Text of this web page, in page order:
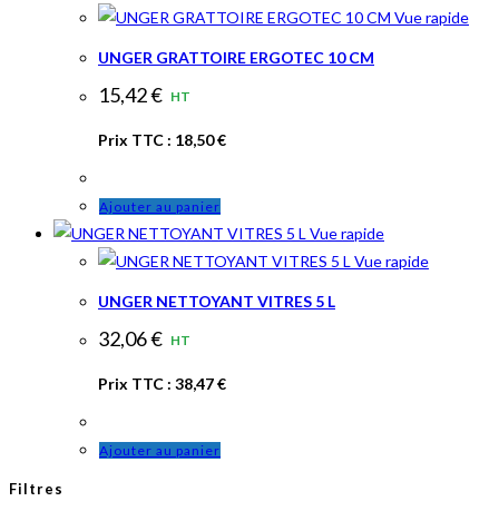
a
variations.
sur
la
page
Vue rapide
UNGER GRATTOIRE ERGOTEC 10 CM
15,42€ HT
Prix TTC : 18,50€
Ajouter au panier
Vue rapide
Vue rapide
UNGER NETTOYANT VITRES 5 L
32,06€ HT
Prix TTC : 38,47€
Ajouter au panier
Filtres